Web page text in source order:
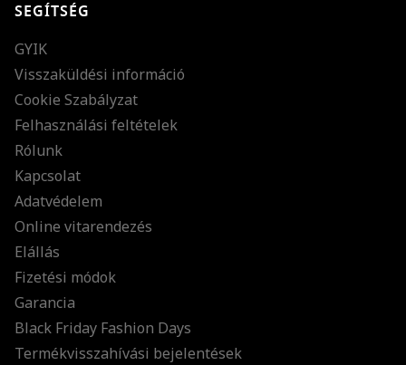
SEGÍTSÉG
GYIK
Visszaküldési információ
Cookie Szabályzat
Felhasználási feltételek
Rólunk
Kapcsolat
Adatvédelem
Online vitarendezés
Elállás
Fizetési módok
Garancia
Black Friday Fashion Days
Termékvisszahívási bejelentések